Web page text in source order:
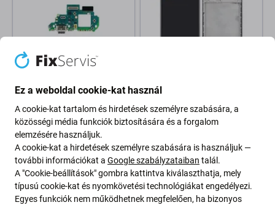
Samsung
Samsung Galaxy A54 5G
A546B - Töltő Csatlakozó +
PCB Alaplap
4 000 Ft
RAKTÁRON 3 db
Samsung
Samsung Galaxy A21s A217F
- LCD Kijelző + Érintőüveg +
Keret (Black) TFT
RAKTÁRON 9 db
Ez a weboldal cookie-kat használ
A cookie-kat tartalom és hirdetések személyre szabására, a
közösségi média funkciók biztosítására és a forgalom
elemzésére használjuk.
A cookie-kat a hirdetések személyre szabására is használjuk —
további információkat a Google szabályzataiban talál.
A "Cookie-beállítások" gombra kattintva kiválaszthatja, mely
típusú cookie-kat és nyomkövetési technológiákat engedélyezi.
Egyes funkciók nem működhetnek megfelelően, ha bizonyos